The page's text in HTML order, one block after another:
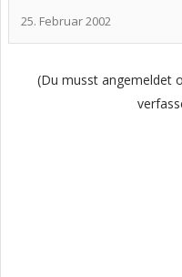
25. Februar 2002
(Du musst angemeldet